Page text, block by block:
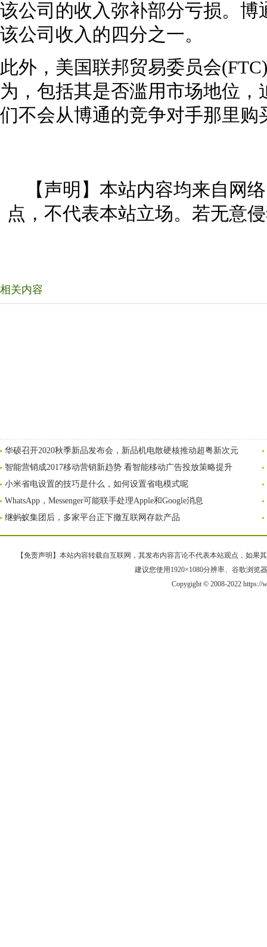
该公司的收入弥补部分亏损。
该公司收入的四分之一。
此外，美国联邦贸易委员会
为，包括其是否滥用市场地位
们不会从博通的竞争对手那里购
【声明】本站内容均来自网
点，不代表本站立场。若无意
相关内容
华硕召开2020秋季新品发布会，新品机电散硬核推动超粤新次元
智能营销成2017移动营销新趋势 看智能移动广告投放策略提升
小米省电设置的技巧是什么，如何设置省电模式呢
WhatsApp，Messenger可能联手处理Apple和Google消息
继蚂蚁集团后，多家平台正下撤互联网存款产品
【免责声明】本站内容转载自互联网，其发布内容言论不代表本站观点，如果
建议您使用1920×1080分辨率、谷歌浏览
Copygight © 2008-2022 https://